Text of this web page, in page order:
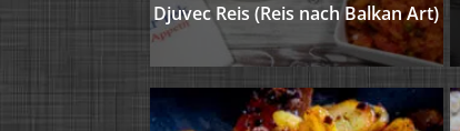
Djuvec Reis (Reis nach Balkan Art)